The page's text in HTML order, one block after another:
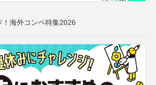
！海外コンペ特集2026